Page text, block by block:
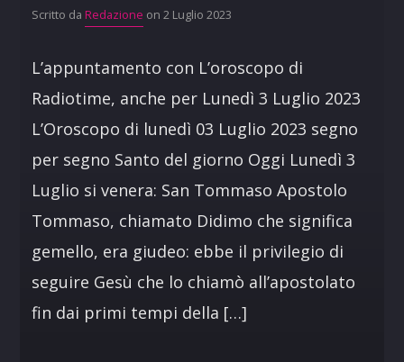
Scritto da Redazione on 2 Luglio 2023
L’appuntamento con L’oroscopo di
Radiotime, anche per Lunedì 3 Luglio 2023
L’Oroscopo di lunedì 03 Luglio 2023 segno
per segno Santo del giorno Oggi Lunedì 3
Luglio si venera: San Tommaso Apostolo
Tommaso, chiamato Didimo che significa
gemello, era giudeo: ebbe il privilegio di
seguire Gesù che lo chiamò all’apostolato
fin dai primi tempi della […]